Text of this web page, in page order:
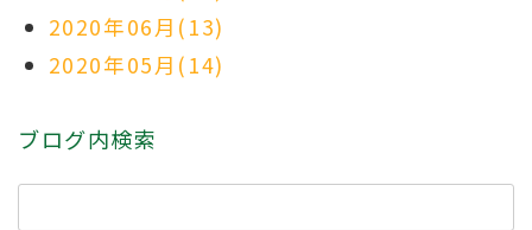
2020年06月(13)
2020年05月(14)
ブログ内検索